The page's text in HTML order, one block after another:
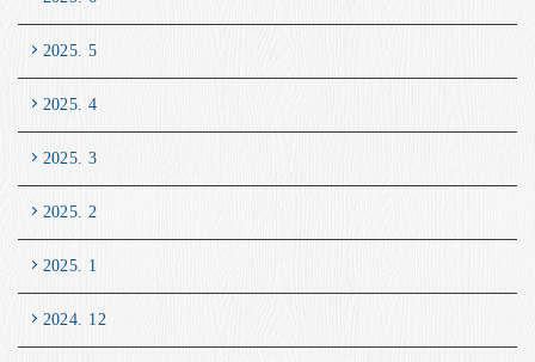
2025. 5
2025. 4
2025. 3
2025. 2
2025. 1
2024. 12